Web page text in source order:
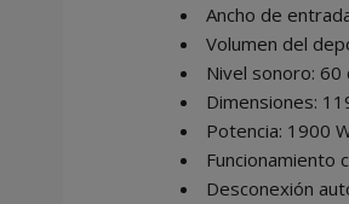
Ancho de
Volumen del
Nivel sonoro: 60
Dimensiones:
Potencia: 1900
Funcionamiento
Desconexión